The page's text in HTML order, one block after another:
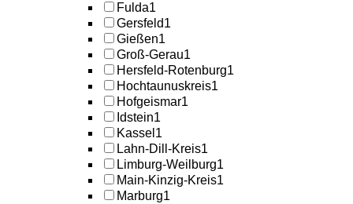
Fulda1
Gersfeld1
Gießen1
Groß-Gerau1
Hersfeld-Rotenburg1
Hochtaunuskreis1
Hofgeismar1
Idstein1
Kassel 1
Lahn-Dill-Kreis1
Limburg-Weilburg1
Main-Kinzig-Kreis1
Marburg1